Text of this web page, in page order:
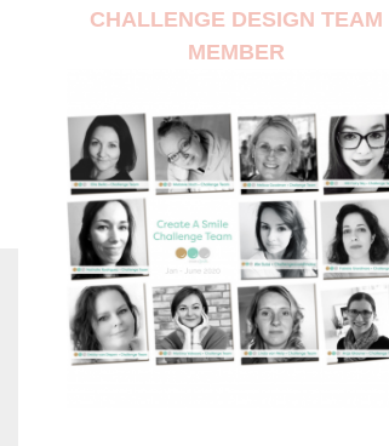
CHALLENGE DESIGN TEAM
MEMBER